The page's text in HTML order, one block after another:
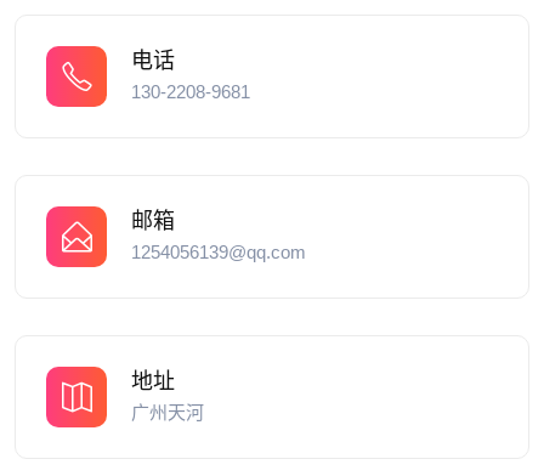
电话
130-2208-9681
邮箱
1254056139@qq.com
地址
广州天河